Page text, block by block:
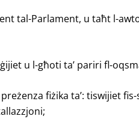
tal-Parlament, u taħt l-
u l-għoti ta’ pariri fl-
fiżika ta’: tiswijiet